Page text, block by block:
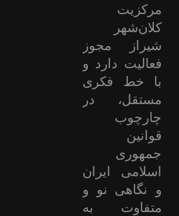
مرکزیت
کلان‌شهر
شیراز مجوز
فعالیت دارد و
با خط فکری
مستقل، در
چارچوب
قوانین
جمهوری
اسلامی ایران
و نگاهی نو و
متفاوت به